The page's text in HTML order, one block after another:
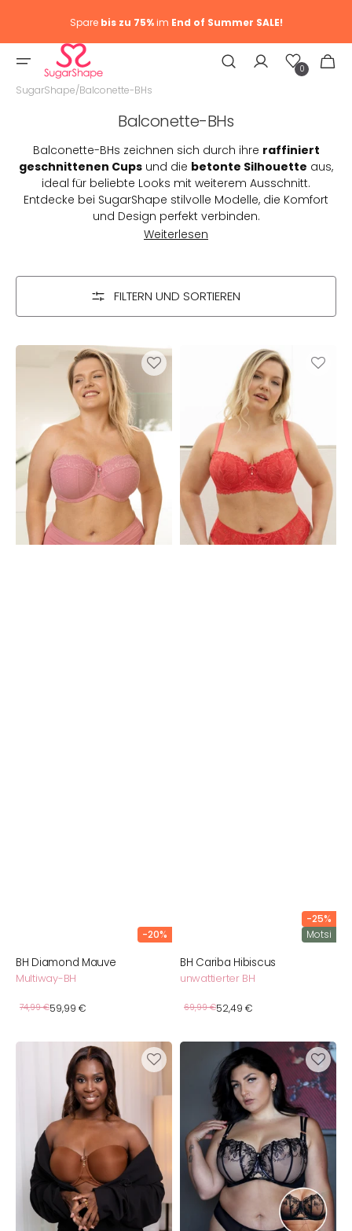
Sparebis zu 75%im End of Summer SALE!
Wunschliste
0 0
SugarShape/Balconette-BHs
Balconette-BHs
Balconette-BHs zeichnen sich durch ihre raffiniert
geschnittenen Cups und die betonte Silhouette aus,
ideal für beliebte Looks mit weiterem Ausschnitt.
Entdecke bei SugarShape stilvolle Modelle, die Komfort
und Design perfekt verbinden.
Weiterlesen
FILTERN UND SORTIEREN
BH
-20%
BH Diamond Mauve
Multiway-BH
Normaler
74,99 €
Verkaufspreis
59,99 €
-25%
Motsi
BH Cariba Hibiscus
unwattierter BH
Normaler
69,99 €
Verkaufspreis
52,49 €
BH
Conscious
BH
Body-
Pleasure